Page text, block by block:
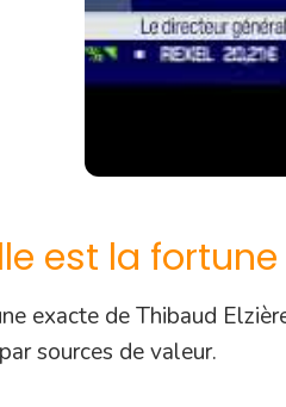
est la
exacte de Thibaud
sources de valeur.